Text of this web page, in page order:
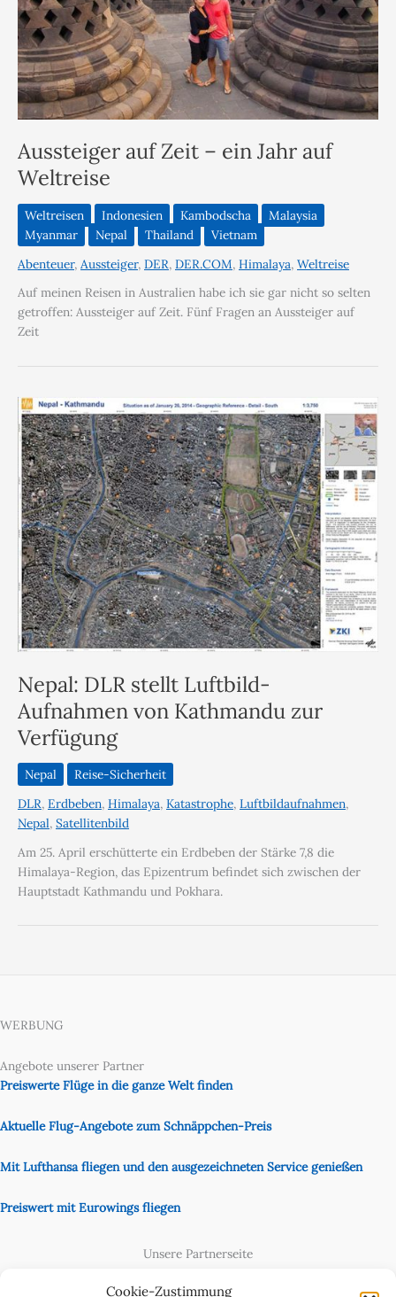
Cookie-Zustimmung
Aussteiger auf Zeit – ein Jahr auf
Weltreise
Weltreisen Indonesien Kambodscha
Malaysia
Myanmar
Nepal Thailand
Vietnam
Abenteuer, Aussteiger, DER, DER.COM, Himalaya, Weltreise
Auf meinen Reisen in Australien habe ich sie gar nicht so selten
getroffen: Aussteiger auf Zeit. Fünf Fragen an Aussteiger auf
Zeit
Nepal: DLR stellt Luftbild-
Aufnahmen von Kathmandu zur
Verfügung
Nepal
Reise-Sicherheit
DLR, Erdbeben, Himalaya, Katastrophe, Luftbildaufnahmen,
Nepal, Satellitenbild
Am 25. April erschütterte ein Erdbeben der Stärke 7,8 die
Himalaya-Region, das Epizentrum befindet sich zwischen der
Hauptstadt Kathmandu und Pokhara.
WERBUNG
Angebote unserer Partner
Preiswerte Flüge in die ganze Welt finden
Aktuelle Flug-Angebote zum Schnäppchen-Preis
Mit Lufthansa fliegen und den ausgezeichneten Service genießen
Preiswert mit Eurowings fliegen
Unsere Partnerseite